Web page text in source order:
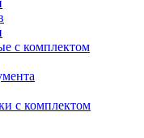
с комплектом
с комплектом